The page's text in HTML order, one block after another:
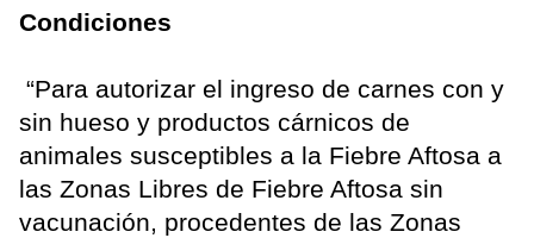
Condiciones
“Para autorizar el ingreso de carnes con y
sin hueso y productos cárnicos de
animales susceptibles a la Fiebre Aftosa a
las Zonas Libres de Fiebre Aftosa sin
vacunación, procedentes de las Zonas